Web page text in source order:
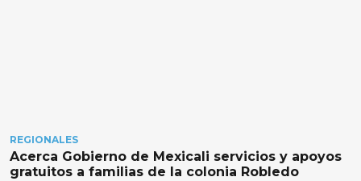
REGIONALES
Acerca Gobierno de Mexicali servicios y apoyos
gratuitos a familias de la colonia Robledo